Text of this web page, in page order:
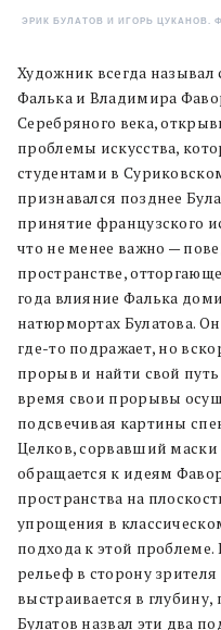
ЭРИК БУЛАТОВ И ИГОРЬ ЦУКАНОВ.
Художник всегда
Фалька и Владимира
Серебряного века,
проблемы искусства,
студентами в
признавался позднее
принятие французского
что не менее важно —
пространстве,
года влияние Фалька
натюрмортах Булатова.
где-то подражает, но
прорыв и найти свой
время свои прорывы
подсвечивая картины
Целков, сорвавший маски
обращается к идеям
пространства на
упрощения в
подхода к этой
рельеф в сторону
выстраивается в глубину,
Булатов назвал эти два